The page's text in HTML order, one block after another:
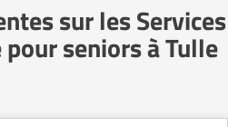
sur les Services
seniors à Tulle